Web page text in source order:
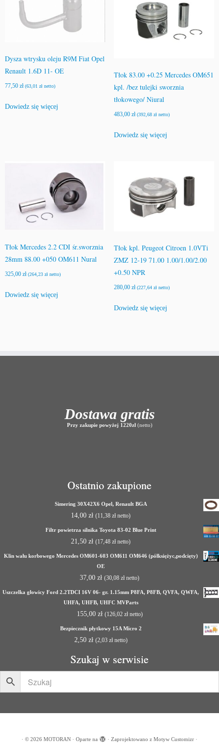
Dysza wtrysku oleju R9M Fiat Opel
Renault 1.6D 11- OE
77,50 zł (63,01 zł netto)
Dowiedz się więcej
Tłok 83.00 +0.25 Mercedes OM651
kpl. /bez tulejki sworznia
tłokowego/ Niural
483,00 zł (392,68 złnetto)
Dowiedz się więcej
Tłok Mercedes 2.2 CDI śr.sworznia
28mm 88.00 +050 OM611 Nural
325,00 zł (264,23 zł netto)
Dowiedz się więcej
Tłok kpl. Peugeot Citroen 1.0VTi
ZMZ 12-19 71.00 1.00/1.00/2.00
+0.50 NPR
280,00 zł (227,64 złnetto)
Dowiedz się więcej
Dostawa gratis
Przy zakupie powyżej 1220zł(netto)
Ostatnio zakupione
Simering 30X42X6 Opel, Renault BGA
14,00 zł (11,38 zł netto)
Filtr powietrza silnika Toyota 83-02 Blue Print
21,50 zł (17,48 zł netto)
Klin wału korbowego Mercedes OM601-603 OM611 OM646 (półksiężyc,podcięty)
OE
37,00 zł (30,08 zł netto)
Uszczelka głowicy Ford 2.2TDCI 16V 06- gr. 1.15mm P8FA, P8FB, QVFA, QWFA,
UHFA, UHFB, UHFC MVParts
155,00 zł (126,02 złnetto)
Bezpiecznik płytkowy 15A Micro 2
2,50 zł (2,03 złnetto)
Szukaj w serwisie
· © 2026 MOTORAN · Oparte na · Zaprojektowano z Motyw Customizr ·